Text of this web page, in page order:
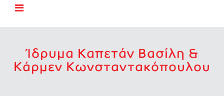
Ίδρυμα Καπετάν Βασίλη &
Κάρμεν Κωνσταντακόπουλου